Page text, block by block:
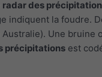
radar des
indiquent la foudre.
Une bruine
précipitations est